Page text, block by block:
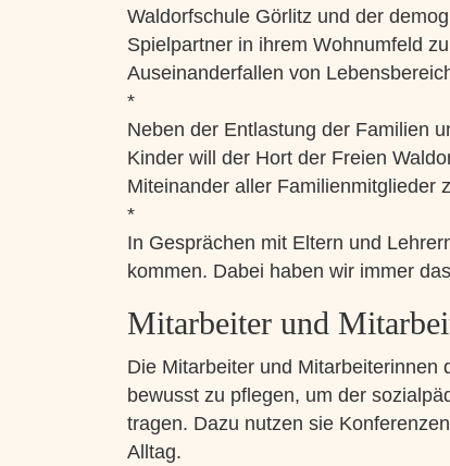
Waldorfschule Görlitz und der
Spielpartner in ihrem Wohnumfeld
Auseinanderfallen von
*
Neben der Entlastung der Familien
Kinder will der Hort der Freien
Miteinander aller Familienmitglieder
*
In Gesprächen mit Eltern und
kommen. Dabei haben wir immer
Mitarbeiter und
Die Mitarbeiter und Mitarbeiterinnen
bewusst zu pflegen, um der
tragen. Dazu nutzen sie
Alltag.